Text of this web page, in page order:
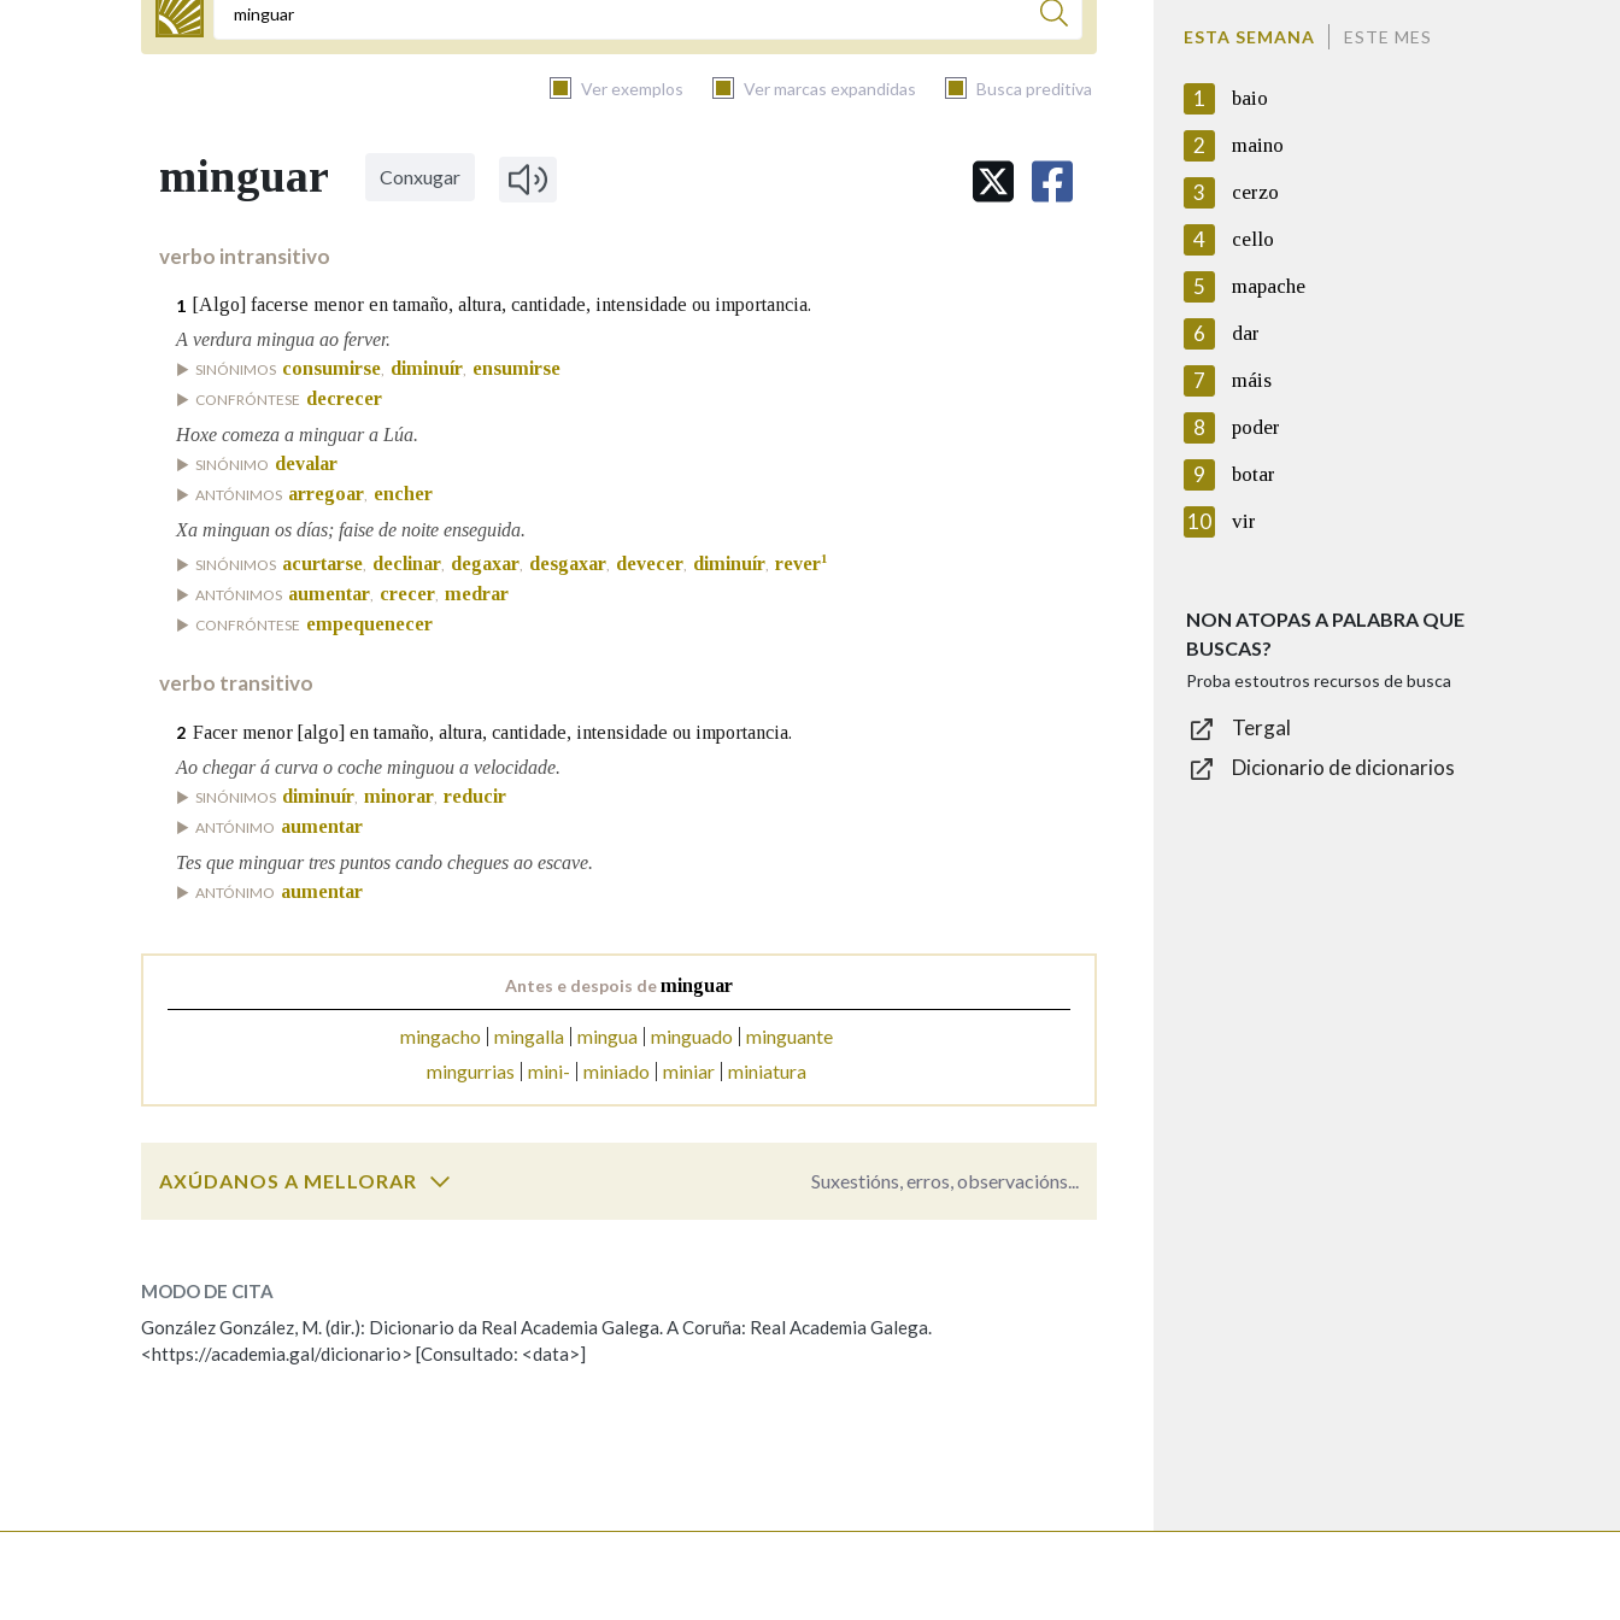
Termo a buscar
Ver exemplos Ver marcas expandidas Busca preditiva
BUSCAR NOS LEMAS
Remata por
Contén
OUTRAS OPCIÓNS DE BUSCA
Marcas gramaticais
minguar Conxugar
verbo intransitivo
1 [Algo] facerse menor en tamaño, altura, cantidade, intensidade ou importancia.
A verdura mingua ao ferver.
SINÓNIMOS consumirse, diminuír, ensumirse
CONFRÓNTESE decrecer
Hoxe comeza a minguar a Lúa.
SINÓNIMO devalar
ANTÓNIMOS arregoar, encher
Xa minguan os días; faise de noite enseguida.
SINÓNIMOS acurtarse, declinar, degaxar, desgaxar, devecer, diminuír, rever1
ANTÓNIMOS aumentar, crecer, medrar
CONFRÓNTESE empequenecer
verbo transitivo
2 Facer menor [algo] en tamaño, altura, cantidade, intensidade ou importancia.
Ao chegar á curva o coche minguou a velocidade.
SINÓNIMOS diminuír minorar reducir
ANTÓNIMO aumentar
Tes que minguar tres puntos cando chegues ao escave.
ANTÓNIMO aumentar
Antes e despois deminguar
mingacho mingalla mingua minguado
minguante
mingurrias
mini- miniado miniar miniatura
AXÚDANOS A MELLORAR Suxestións, erros, observacións...
ESCOLLE UNHA OPCIÓN:
Observación Hai un erro na palabra Propoño mellorar a definición
MODO DE CITA
González González, M. (dir.): Dicionario da Real Academia Galega. A Coruña: Real Academia Galega.
<https://academia.gal/dicionario> [Consultado: <data>]
ESTA SEMANA ESTE MES
1 baio
2 maino
3 cerzo
4 cello
5 mapache
6 dar
7 máis
8 poder
9 botar
10 vir
NON ATOPAS A PALABRA QUE
BUSCAS?
Proba estoutros recursos de busca
Tergal
Dicionario de dicionarios